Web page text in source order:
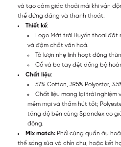
và tạo cảm giác thoải mái khi vận
thể đứng dáng và thanh thoát.
Thiết kế:
Logo Mặt trời Huyền thoại
và đậm chất văn hoá.
Tà lượn nhẹ linh hoạt đóng
Cổ và bo tay dệt đồng bộ
Chất liệu:
57% Cotton, 39.5% Polyester,
Chất liệu mang lại trải nghiệm
mềm mại và thấm hút tốt;
tăng độ bền cùng Spandex co
động.
Mix match: Phối cùng quần âu
thể sáng sủa và chỉn chu, hoặc kết